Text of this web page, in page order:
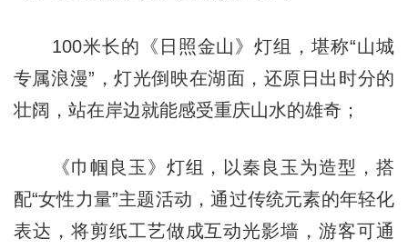
100米长的《日照金山》灯组，堪称“山城
专属浪漫”，灯光倒映在湖面，还原日出时分的
壮阔，站在岸边就能感受重庆山水的雄奇；
《巾帼良玉》灯组，以秦良玉为造型，搭
配“女性力量”主题活动，通过传统元素的年轻化
表达，将剪纸工艺做成互动光影墙，游客可通